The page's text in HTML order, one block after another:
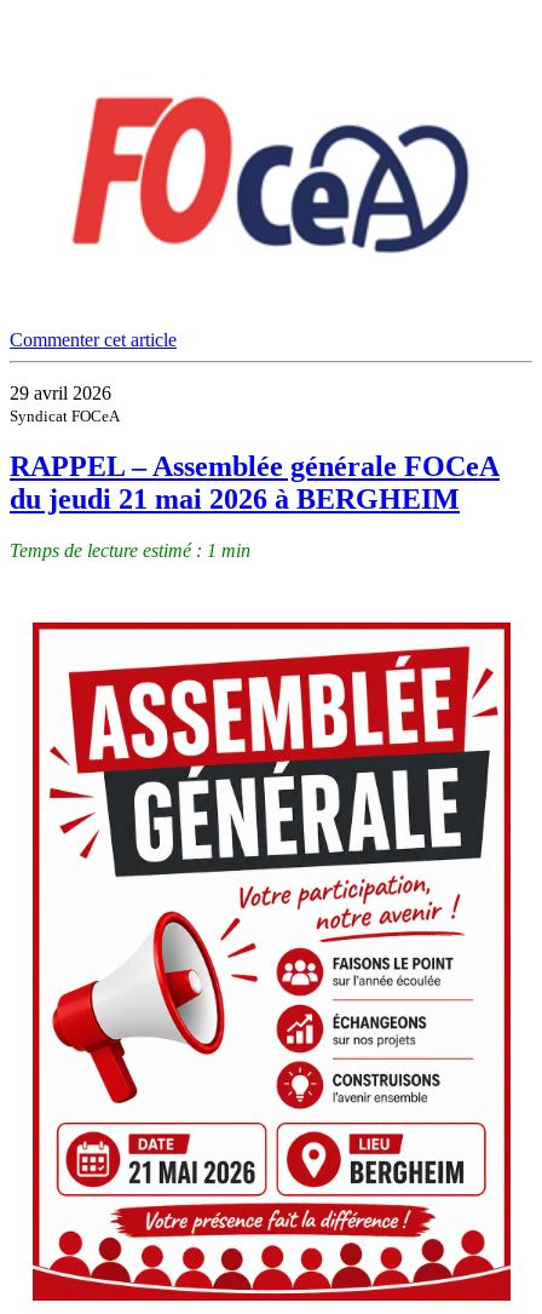
Commenter cet article
29 avril 2026
Syndicat FOCeA
RAPPEL – Assemblée générale FOCeA
du jeudi 21 mai 2026 à BERGHEIM
Temps de lecture estimé : 1 min